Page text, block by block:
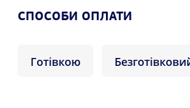
СПОСОБИ ОПЛАТИ
Готівкою